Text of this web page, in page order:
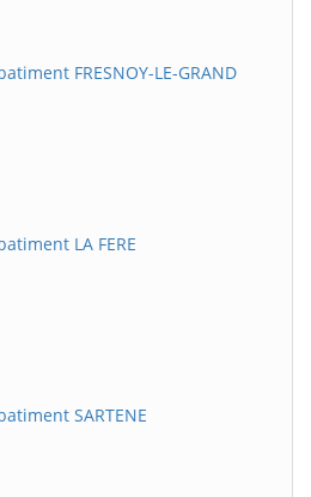
FRESNOY-LE-GRAND
LA FERE
SARTENE